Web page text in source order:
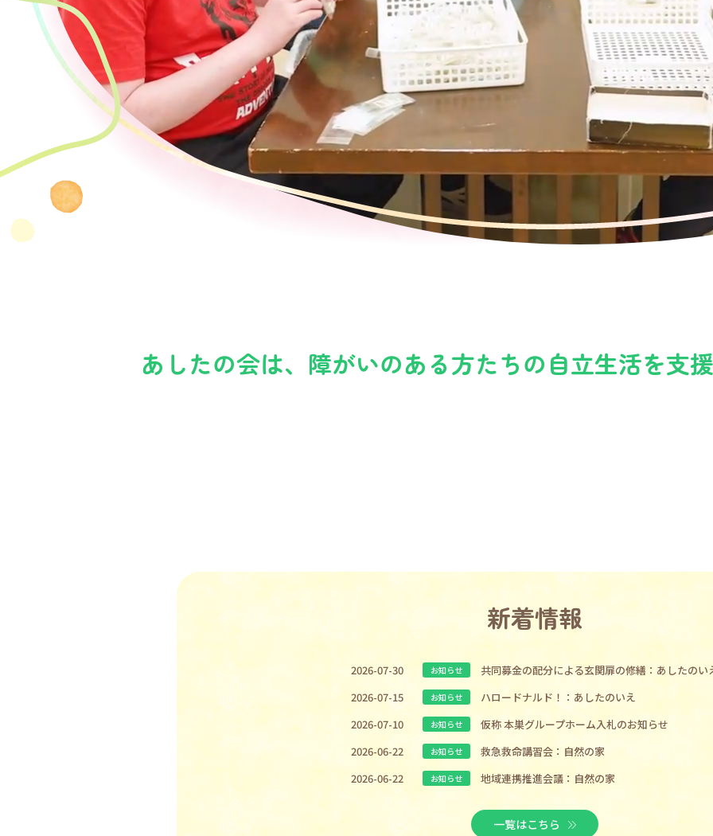
あしたの会は、 障がいのある方たちの自立生活を支
新着情報
2026-07-30 お知らせ
共同募金の配分による玄関扉の修繕：あしたのい
2026-07-15
お知らせ
ハロードナルド！：あしたのいえ
2026-07-10
お知らせ
仮称 本巣グループホーム入札のお知らせ
2026-06-22
お知らせ
救急救命講習会：自然の家
2026-06-22
お知らせ 地域連携推進会議：自然の家
一覧はこちら